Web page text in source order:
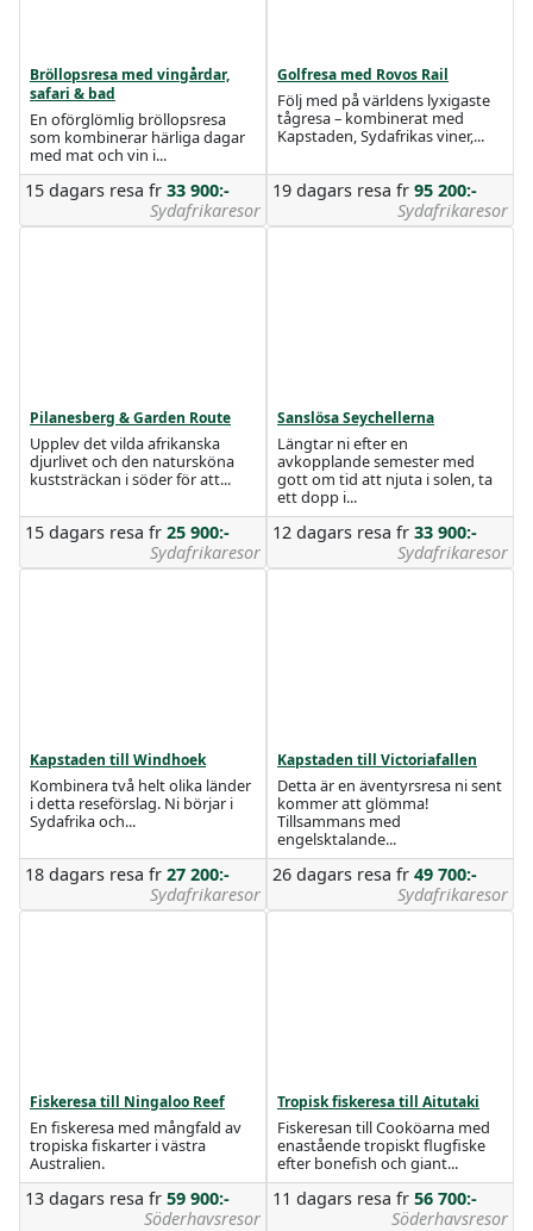
Bröllopsresa med vingårdar,
safari & bad
En oförglömlig bröllopsresa
som kombinerar härliga dagar
med mat och vin i...
15 dagars resa fr 33 900:-
Sydafrikaresor
Golfresa med Rovos Rail
Följ med på världens lyxigaste
tågresa – kombinerat med
Kapstaden, Sydafrikas viner,...
19 dagars resa fr 95 200:-
Sydafrikaresor
Pilanesberg & Garden Route
Upplev det vilda afrikanska
djurlivet och den natursköna
kuststräckan i söder för att...
15 dagars resa fr 25 900:-
Sydafrikaresor
Sanslösa Seychellerna
Längtar ni efter en
avkopplande semester med
gott om tid att njuta i solen, ta
ett dopp i...
12 dagars resa fr 33 900:-
Sydafrikaresor
Kapstaden till Windhoek
Kombinera två helt olika länder
i detta reseförslag. Ni börjar i
Sydafrika och...
18 dagars resa fr 27 200:-
Sydafrikaresor
Kapstaden till Victoriafallen
Detta är en äventyrsresa ni sent
kommer att glömma!
Tillsammans med
engelsktalande...
26 dagars resa fr 49 700:-
Sydafrikaresor
Fiskeresa till Ningaloo Reef
En fiskeresa med mångfald av
tropiska fiskarter i västra
Australien.
13 dagars resa fr 59 900:-
Söderhavsresor
Tropisk fiskeresa till Aitutaki
Fiskeresan till Cooköarna med
enastående tropiskt flugfiske
efter bonefish och giant...
11 dagars resa fr 56 700:-
Söderhavsresor